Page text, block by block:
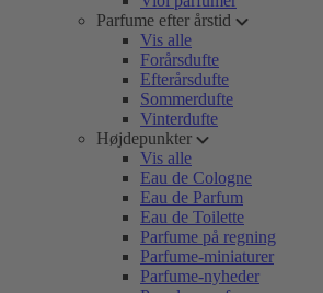
Parfume efter årstid
Vis alle
Forårsdufte
Efterårsdufte
Sommerdufte
Vinterdufte
Højdepunkter
Vis alle
Eau de Cologne
Eau de Parfum
Eau de Toilette
Parfume på regning
Parfume-miniaturer
Parfume-nyheder